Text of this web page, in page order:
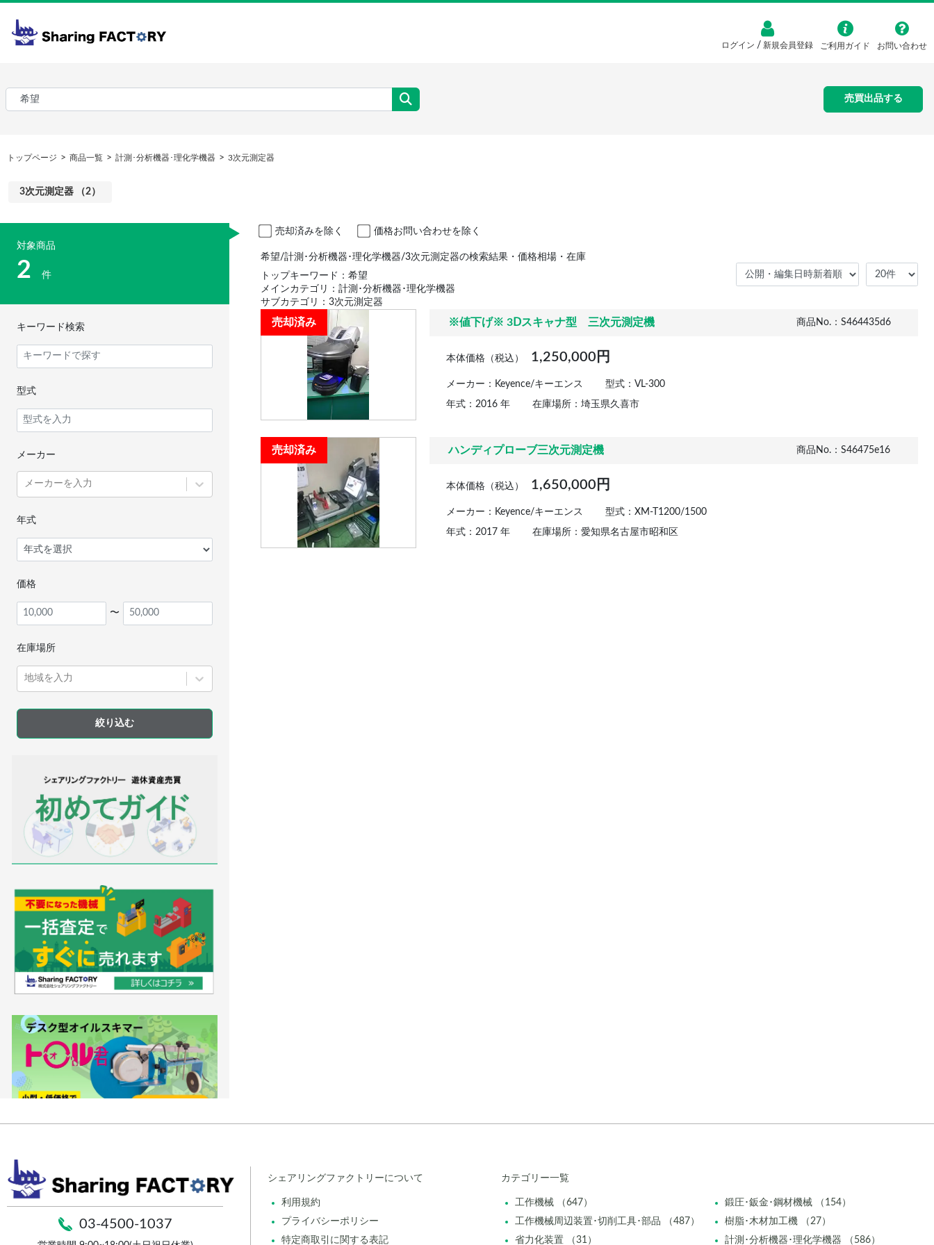
ログイン / 新規会員登録 ご利用ガイド お問い合わせ
売買出品する
トップページ 商品一覧 計測･分析機器･理化学機器 3次元測定器
3次元測定器 （2）
売却済みを除く 価格お問い合わせを除く
希望/計測･分析機器･理化学機器/3次元測定器の検索結果・価格相場・在庫
トップキーワード：希望
メインカテゴリ：計測･分析機器･理化学機器
サブカテゴリ：3次元測定器
売却済み ※値下げ※ 3Ⅾスキャナ型 三次元測定機 商品No.：S464435d6
本体価格（税込） 1,250,000円
メーカー：Keyence/キーエンス 型式：VL-300
年式：2016 年 在庫場所：埼玉県久喜市
売却済み ハンディプローブ三次元測定機 商品No.：S46475e16
本体価格（税込） 1,650,000円
メーカー：Keyence/キーエンス 型式：XM-T1200/1500
年式：2017 年 在庫場所：愛知県名古屋市昭和区
対象商品
2 件
キーワード検索
型式
メーカー
メーカーを入力
年式
価格
〜
在庫場所
地域を入力
03-4500-1037
シェアリングファクトリーについて
利用規約
プライバシーポリシー
特定商取引に関する表記
カテゴリー一覧
工作機械 （647）
鍛圧･鈑金･鋼材機械 （154）
工作機械周辺装置･切削工具･部品 （487）
樹脂･木材加工機 （27）
省力化装置 （31）
計測･分析機器･理化学機器 （586）